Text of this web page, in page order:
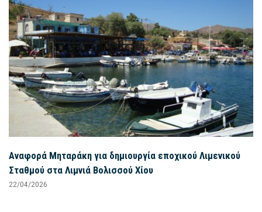
Αναφορά Μηταράκη για δημιουργία εποχικού Λιμενικού
Σταθμού στα Λιμνιά Βολισσού Χίου
22/04/2026